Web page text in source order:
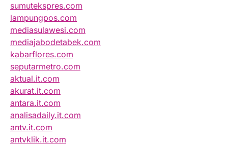
sumutekspres.com
lampungpos.com
mediasulawesi.com
mediajabodetabek.com
kabarflores.com
seputarmetro.com
aktual.it.com
akurat.it.com
antara.it.com
analisadaily.it.com
antv.it.com
antvklik.it.com